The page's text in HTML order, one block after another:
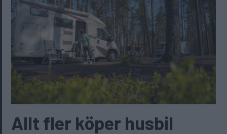
Allt fler köper husbil